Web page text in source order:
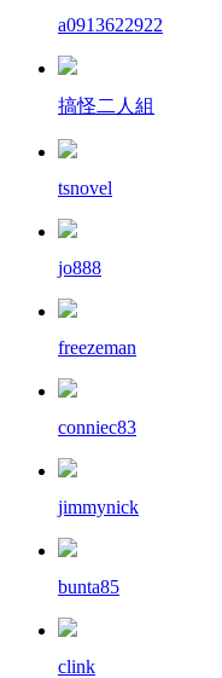
a0913622922
搞怪二人組
tsnovel
jo888
freezeman
conniec83
jimmynick
bunta85
clink